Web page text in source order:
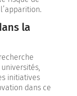
la
initiatives
dans ce